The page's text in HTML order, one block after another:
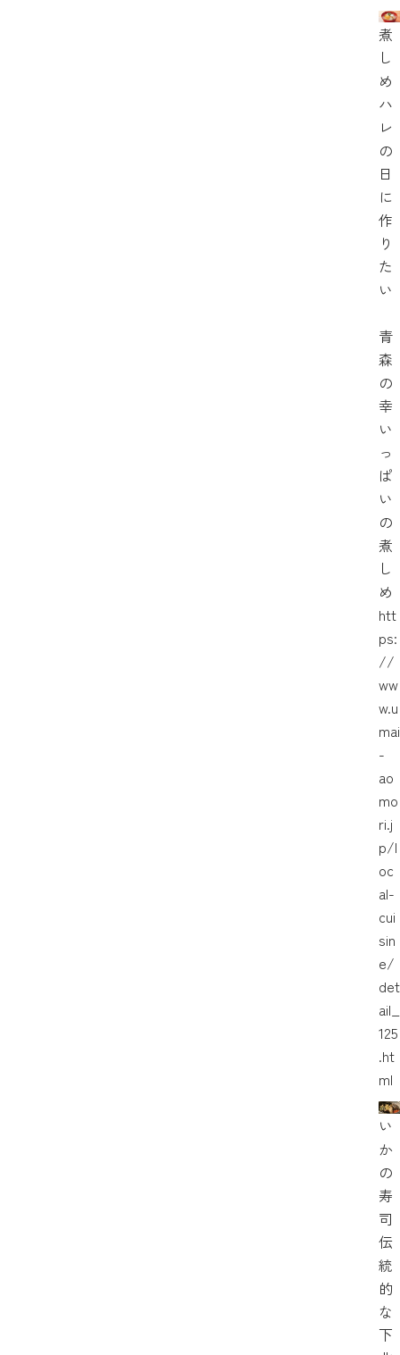
煮
し
め
ハ
レ
の
日
に
作
り
た
い
青
森
の
幸
い
っ
ぱ
い
の
煮
し
め
htt
ps:
//
ww
w.u
mai
-
ao
mo
ri.j
p/l
oc
al-
cui
sin
e/
det
ail_
125
.ht
ml
い
か
の
寿
司
伝
統
的
な
下